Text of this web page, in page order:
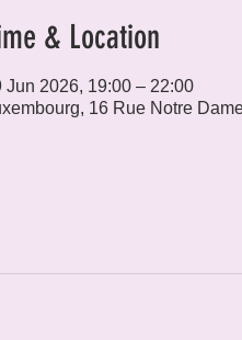
& Location
Jun 2026, 19:00 – 22:00
16 Rue Notre